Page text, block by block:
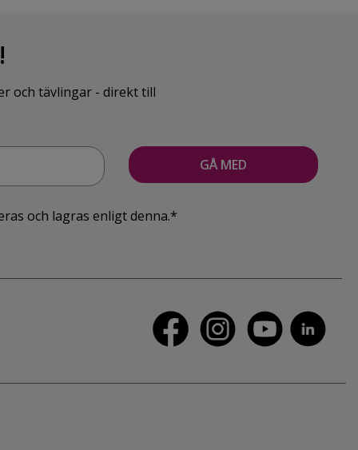
och tävlingar - direkt till
och lagras enligt denna.*